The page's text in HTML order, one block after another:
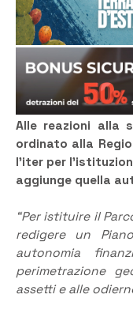
Alle reazioni alla
ordinato alla
l’iter per
aggiunge quella
“Per istituire il
redigere un
autonomia
perimetrazione
assetti e alle